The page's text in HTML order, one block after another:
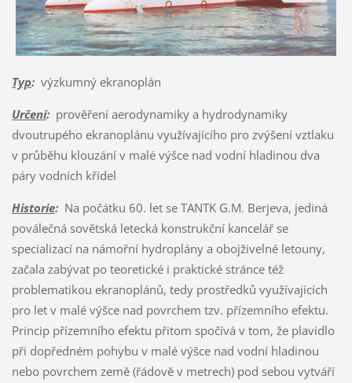
Typ:výzkumný ekranoplán
Určení:prověření aerodynamiky a hydrodynamiky
dvoutrupého ekranoplánu využívajícího pro zvýšení vztlaku
v průběhu klouzání v malé výšce nad vodní hladinou dva
páry vodních křídel
Historie:Na počátku 60. let se TANTK G.M. Berjeva, jediná
poválečná sovětská letecká konstrukční kancelář se
specializací na námořní hydroplány a obojživelné letouny,
začala zabývat po teoretické i praktické stránce též
problematikou ekranoplánů, tedy prostředků využívajících
pro let v malé výšce nad povrchem tzv. přízemního efektu.
Princip přízemního efektu přitom spočívá v tom, že plavidlo
při dopředném pohybu v malé výšce nad vodní hladinou
nebo povrchem země (řádově v metrech) pod sebou vytváří